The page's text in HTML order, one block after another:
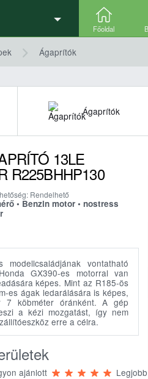
Főoldal
Ágaprítók
Ágaprítók
13LE
R225BHHP130
Rendelhető
• Benzin motor • nostress
vontatható
GX390-es motorral van
képes. Mint az R185-ös
es ágak ledarálására is képes,
7 köbméter óránként. A gép
a kézi mozgatást, így nem
erre a célra.
ajánlott
Legjobb
Részletek,